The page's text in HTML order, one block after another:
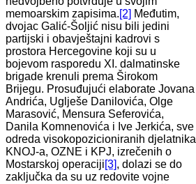
memoarskim zapisima.[2] Međutim,
dvojac Galić-Šoljić nisu bili jedini
partijski i obavještajni kadrovi s
prostora Hercegovine koji su u
bojevom rasporedu XI. dalmatinske
brigade krenuli prema Širokom
Brijegu. Prosuđujući elaborate Jovana
Andrića, Uglješe Danilovića, Olge
Marasović, Mensura Seferovića,
Danila Komnenovića i Ive Jerkića, sve
odreda visokopozicioniranih djelatnika
KNOJ-a, OZNE i KPJ, izrečenih o
Mostarskoj operaciji[3], dolazi se do
zaključka da su uz redovite vojne